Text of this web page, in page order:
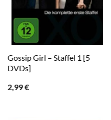
Gossip Girl – Staffel 1 [5
DVDs]
2,99€